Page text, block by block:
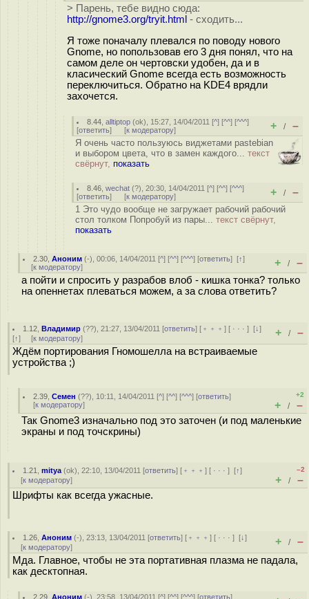
> Парень, тебе видно сюда:
http://gnome3.org/tryit.html - сходить...
Я тоже поначалу плевался по поводу нового
Gnome, но попользовав его 3 дня понял, что на
самом деле он чертовски удобен, да и в
класический Gnome всегда есть возможность
переключиться. Обратно на KDE4 врядли
захочется.
8.44 ,alltiptop (ok), 15:27, 14/04/2011 [^] [^^] [^^^]
[ответить] [к модератору] + / –
Я очень часто пользуюсь виджетами pastebian
и выбором цвета, что в замен каждого... текст
свёрнут, показать
8.46 ,wechat (?), 20:30, 14/04/2011 [^] [^^] [^^^]
[ответить] [к модератору] + / –
1 Это чудо вообще не загружает рабочий рабочий
стол толком Попробуй из пары... текст свёрнут,
показать
2.30 ,Аноним (-), 00:06, 14/04/2011 [^] [^^] [^^^] [ответить][↑]
[к модератору] + / –
а пойти и спросить у разрабов влоб - кишка тонка? только
на опеннетах плеваться можем, а за слова ответить?
1.12 ,Владимир (??), 21:27, 13/04/2011 [ответить] [ ﹢﹢﹢] [ · · ·][↓]
[↑] [к модератору] + / –
Ждём портирования Гномошелла на встраиваемые
устройства ;)
2.39 ,Семен (??), 10:11, 14/04/2011 [^] [^^] [^^^] [ответить]
[к модератору]
+2
+ / –
Так Gnome3 изначально под это заточен (и под маленькие
экраны и под точскрины)
1.21 ,mitya (ok), 22:10, 13/04/2011 [ответить] [ ﹢﹢﹢] [ · · ·][↑]
[к модератору]
–2
+ / –
Шрифты как всегда ужасные.
1.26 ,Аноним (-), 23:13, 13/04/2011 [ответить] [ ﹢﹢﹢] [ · · ·][↓]
[к модератору] + / –
Мда. Главное, чтобы не эта портативная плазма не падала,
как десктопная.
2.29 ,Аноним (-), 23:58, 13/04/2011 [^] [^^] [^^^] [ответить]